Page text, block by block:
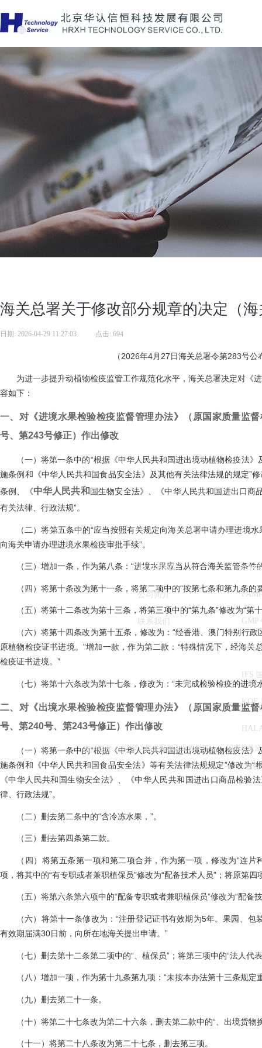
海关总署关于修改部分规章的决定（
日期: 2026-04-29 11:27:03 点击: 694
（2026年4月27日海关总署令第283号
为进一步提升动植物检疫监管工作规范化水平，海关总署决定对《
容如下：
一、对《进境水果检验检疫监督管理办法》（原国家质量监
号、第243号修正）作出修改
（一）将第一条中的“根据《中华人民共和国进出境动植物检疫法》
施条例和《中华人民共和国食品安全法》及其他有关法律法规的规定”
条例、《中华人民共和 国生物安全法》、《中华人民共和国进出口商
有关法律、行政法规”。
（二）将第五条中的“应当按照有关规定向海关总署申请办理进境水
向海关申请办理进境水果检疫审批手续”。
（三）增加一条，作为第八条：“进境水果应当从符合海关监管条件
（四）将第十条改为第十一条，将第二项中的“按第七条和第九条的
（五）将第十二条改为第十三条，将第三项中的“第九条”修改为“第
（六）将第十四条改为第十五条，修改为：“经香港、澳门特别行政
原植物检疫证书进境。”增加一款，作为第二款：“特殊情况下，经海
检疫证书进境。”
（七）将第十六条改为第十七条，修改为：“未完成检验检疫的进境
二、对《出境水果检验检疫监督管理办法》（原国家质量监
号、第240号、第243号修正）作出修改
（一）将第一条中的“根据《中华人民共和国进出境动植物检疫法》
施条例和《中华人民共和国食品安全法》等有关法律法规规定”修改为
《中华人民共和国生物安全法》、《中华人民共和国进出口商品检验
律、行政法规”。
（二）删去第二条中的“含冷冻水果，”。
（三）删去第四条第二款。
（四）将第五条第一项和第二项合并，作为第一项，修改为“连片
项，将其中的“有专职或者兼职植保员”修改为“配备技术人员”；将原第
（五）将第六条第六项中的“配备专职或者兼职植保员”修改为“配备
（六）将第十一条修改为：“注册登记证书有效期为5年。果园、包
有效期届满30日前，向所在地海关提出申请。”
（七）删去第十二条第二项中的“、植保员”；将第三项中的“法人代表
（八）增加一项，作为第十九条第九项：“未按本办法第十三条规定
（九）删去第二十一条。
（十）将第二十七条改为第二十六条，删去第二款中的“、出境货物
（十一）将第二十八条改为第二十七条，删去第三项。
关于我们
公司简介
联系我们
国
BRC
IFS
友情链接: 中华人民共和国农业农村部 国家质量
版权